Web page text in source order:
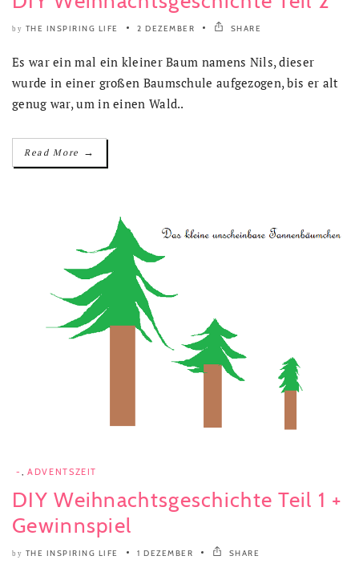
by THE INSPIRING LIFE 2 DEZEMBER SHARE
Es war ein mal ein kleiner Baum namens Nils, dieser
wurde in einer großen Baumschule aufgezogen, bis er alt
genug war, um in einen Wald..
Read More →
- , ADVENTSZEIT
DIY Weihnachtsgeschichte Teil 1 +
Gewinnspiel
by THE INSPIRING LIFE 1 DEZEMBER SHARE